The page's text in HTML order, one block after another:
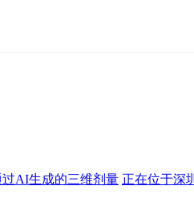
AI生成的三维剂量 正在位于深